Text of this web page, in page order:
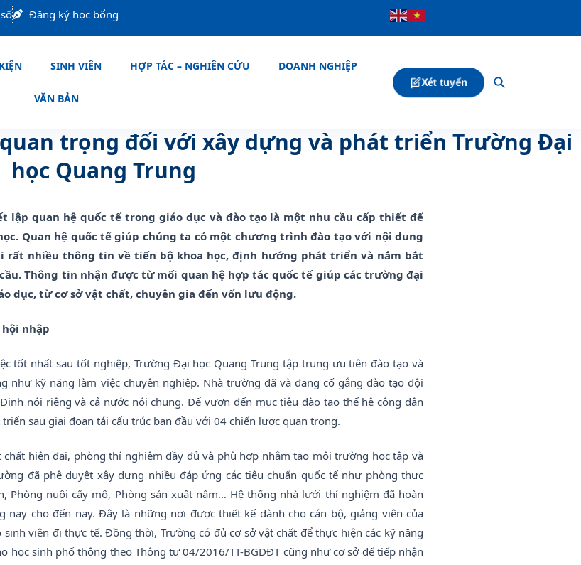
Đăng ký học bổng
SINH VIÊN HỢP TÁC – NGHIÊN CỨU DOANH NGHIỆP
VĂN BẢN
Xét tuyển
trọng đối với xây dựng và phát triển Trường Đại
học Quang Trung
lập quan hệ quốc tế trong giáo dục và đào tạo là một nhu cầu cấp thiết để
Quan hệ quốc tế giúp chúng ta có một chương trình đào tạo với nội dung
rất nhiều thông tin về tiến bộ khoa học, định hướng phát triển và nắm bắt
Thông tin nhận được từ mối quan hệ hợp tác quốc tế giúp các trường đại
dục, từ cơ sở vật chất, chuyên gia đến vốn lưu động.
nhập
tốt nhất sau tốt nghiệp, Trường Đại học Quang Trung tập trung ưu tiên đào tạo và
như kỹ năng làm việc chuyên nghiệp. Nhà trường đã và đang cố gắng đào tạo đội
nói riêng và cả nước nói chung. Để vươn đến mục tiêu đào tạo thế hệ công dân
sau giai đoạn tái cấu trúc ban đầu với 04 chiến lược quan trọng.
hiện đại, phòng thí nghiệm đầy đủ và phù hợp nhằm tạo môi trường học tập và
đã phê duyệt xây dựng nhiều đáp ứng các tiêu chuẩn quốc tế như phòng thực
Phòng nuôi cấy mô, Phòng sản xuất nấm… Hệ thống nhà lưới thí nghiệm đã hoàn
cho đến nay. Đây là những nơi được thiết kế dành cho cán bộ, giảng viên của
viên đi thực tế. Đồng thời, Trường có đủ cơ sở vật chất để thực hiện các kỹ năng
học sinh phổ thông theo Thông tư 04/2016/TT-BGDĐT cũng như cơ sở để tiếp nhận